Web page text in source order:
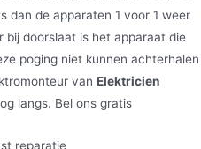
dan de apparaten 1 voor 1 weer
doorslaat is het apparaat die
poging niet kunnen achterhalen
van Elektricien
langs. Bel ons gratis